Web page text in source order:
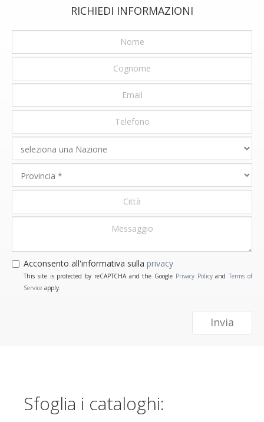
RICHIEDI INFORMAZIONI
Acconsento all'informativa sulla privacy
This site is protected by reCAPTCHA and the Google Privacy PolicyandTerms of
Service apply.
Invia
Sfoglia i cataloghi: